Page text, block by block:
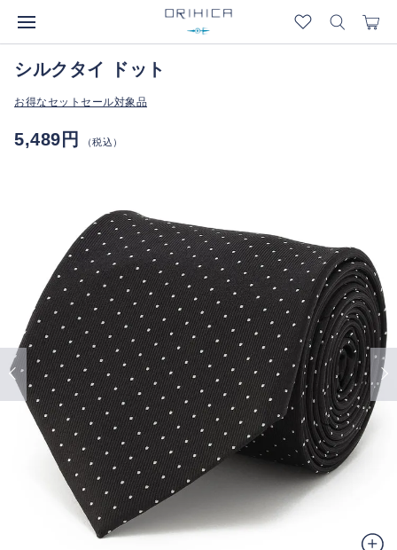
シルクタイ ドット
お得なセットセール対象品
5,489円 （税込）